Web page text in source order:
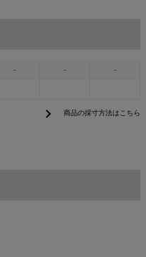
- - -
chevron_right 商品の採寸方法はこちら